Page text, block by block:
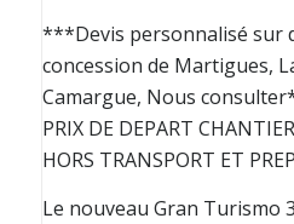
***Devis personnalisé sur
concession de Martigues,
Camargue, Nous
PRIX DE DEPART
HORS TRANSPORT ET
Le nouveau Gran Turismo